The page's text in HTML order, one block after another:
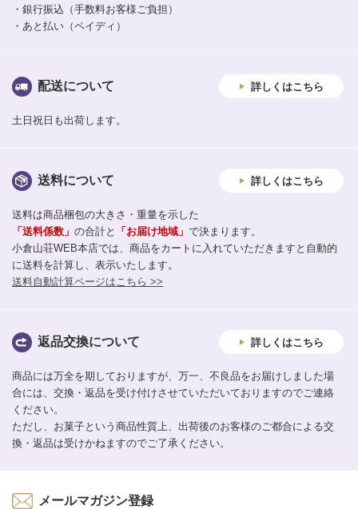
・銀行振込（手数料お客様ご負担）
・あと払い（ペイディ）
配送について 詳しくはこちら
土日祝日も出荷します。
送料について 詳しくはこちら
送料は商品梱包の大きさ・重量を示した
「送料係数」 の合計と 「お届け地域」 で決まります。
小倉山荘WEB本店では、商品をカートに入れていただきますと自動的
に送料を計算し、表示いたします。
送料自動計算ページはこちら >>
返品交換について 詳しくはこちら
商品には万全を期しておりますが、万一、不良品をお届けしました場
合には、交換・返品を受け付けさせていただいておりますのでご連絡
ください。
ただし、お菓子という商品性質上、出荷後のお客様のご都合による交
換・返品は受けかねますのでご了承ください。
メールマガジン登録